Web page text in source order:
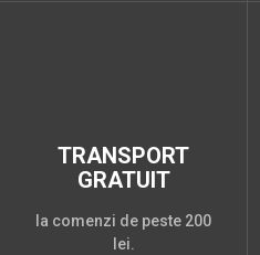
TRANSPORT
GRATUIT
la comenzi de peste 200
lei.